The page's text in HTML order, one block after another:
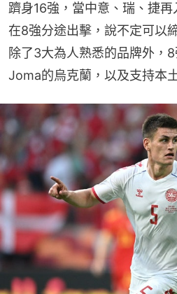
躋身16強，當中意、瑞、捷
在8強分途出擊，說不定可以
除了3大為人熟悉的品牌外，
Joma的烏克蘭，以及支持本